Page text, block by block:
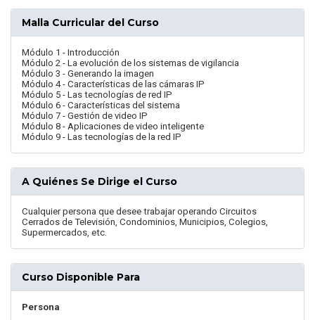
Malla Curricular del Curso
Módulo 1 - Introducción
Módulo 2 - La evolución de los sistemas de vigilancia
Módulo 3 - Generando la imagen
Módulo 4 - Características de las cámaras IP
Módulo 5 - Las tecnologías de red IP
Módulo 6 - Características del sistema
Módulo 7 - Gestión de video IP
Módulo 8 - Aplicaciones de video inteligente
Módulo 9 - Las tecnologías de la red IP
A Quiénes Se Dirige el Curso
Cualquier persona que desee trabajar operando Circuitos
Cerrados de Televisión, Condominios, Municipios, Colegios,
Supermercados, etc.
Curso Disponible Para
Persona